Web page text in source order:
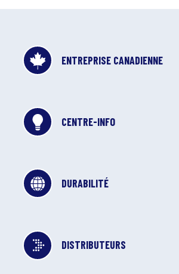
ENTREPRISE CANADIENNE
CENTRE-INFO
DURABILITÉ
DISTRIBUTEURS